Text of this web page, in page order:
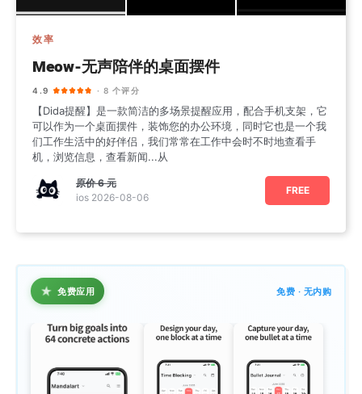
效率
Meow-无声陪伴的桌面摆件
4.9 · 8 个评分
【Dida提醒】是一款简洁的多场景提醒应用，配合手机支架，它
可以作为一个桌面摆件，装饰您的办公环境，同时它也是一个我
们工作生活中的好伴侣，我们常常在工作中会时不时地查看手
机，浏览信息，查看新闻...从
原价6 元
ios 2026-08-06
FREE
★ 免费应用 免费 · 无内购